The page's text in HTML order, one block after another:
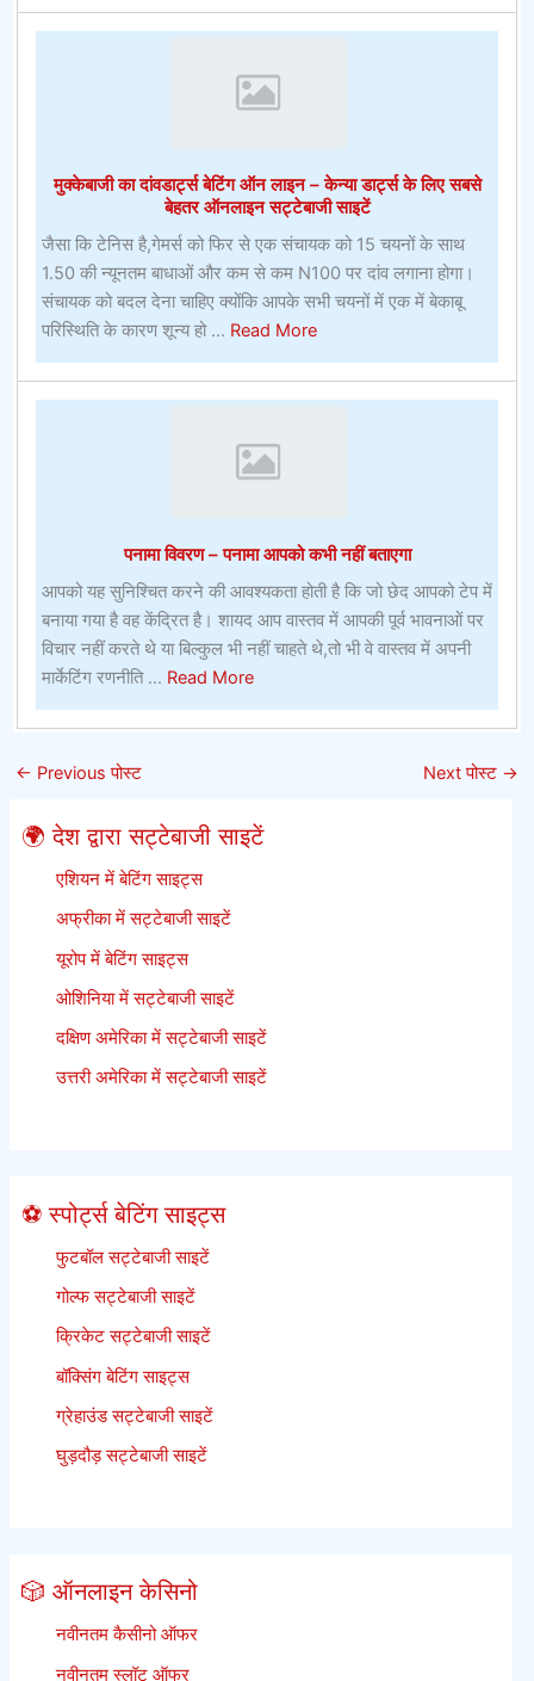
टेक
दांव
मुक्केबाजी का दांवडार्ट्स बेटिंग ऑन लाइन – केन्या डार्ट्स के लिए सबसे
बेहतर ऑनलाइन सट्टेबाजी साइटें
जैसा कि टेनिस है,गेमर्स को फिर से एक संचायक को 15 चयनों के साथ
1.50 की न्यूनतम बाधाओं और कम से कम N100 पर दांव लगाना होगा।
संचायक को बदल देना चाहिए क्योंकि आपके सभी चयनों में एक में बेकाबू
परिस्थिति के कारण शून्य हो ... Read Moreabout
मुक्केबाजी
का
केन्या
डार्ट्स
के
लिए
ऑनलाइन
पनामा विवरण – पनामा आपको कभी नहीं बताएगा
आपको यह सुनिश्चित करने की आवश्यकता होती है कि जो छेद आपको टेप में
बनाया गया है वह केंद्रित है। शायद आप वास्तव में आपकी पूर्व भावनाओं पर
विचार नहीं करते थे या बिल्कुल भी नहीं चाहते थे,तो भी वे वास्तव में अपनी
मार्केटिंग रणनीति ... Read Moreabout
पनामा
विवरण
आपको
कभी
← Previous पोस्ट Next पोस्ट →
🌍 देश द्वारा सट्टेबाजी साइटें
एशियन में बेटिंग साइट्स
अफ्रीका में सट्टेबाजी साइटें
यूरोप में बेटिंग साइट्स
ओशिनिया में सट्टेबाजी साइटें
दक्षिण अमेरिका में सट्टेबाजी साइटें
उत्तरी अमेरिका में सट्टेबाजी साइटें
⚽ स्पोर्ट्स बेटिंग साइट्स
फुटबॉल सट्टेबाजी साइटें
गोल्फ सट्टेबाजी साइटें
क्रिकेट सट्टेबाजी साइटें
बॉक्सिंग बेटिंग साइट्स
ग्रेहाउंड सट्टेबाजी साइटें
घुड़दौड़ सट्टेबाजी साइटें
🎲 ऑनलाइन केसिनो
नवीनतम कैसीनो ऑफर
नवीनतम स्लॉट ऑफर